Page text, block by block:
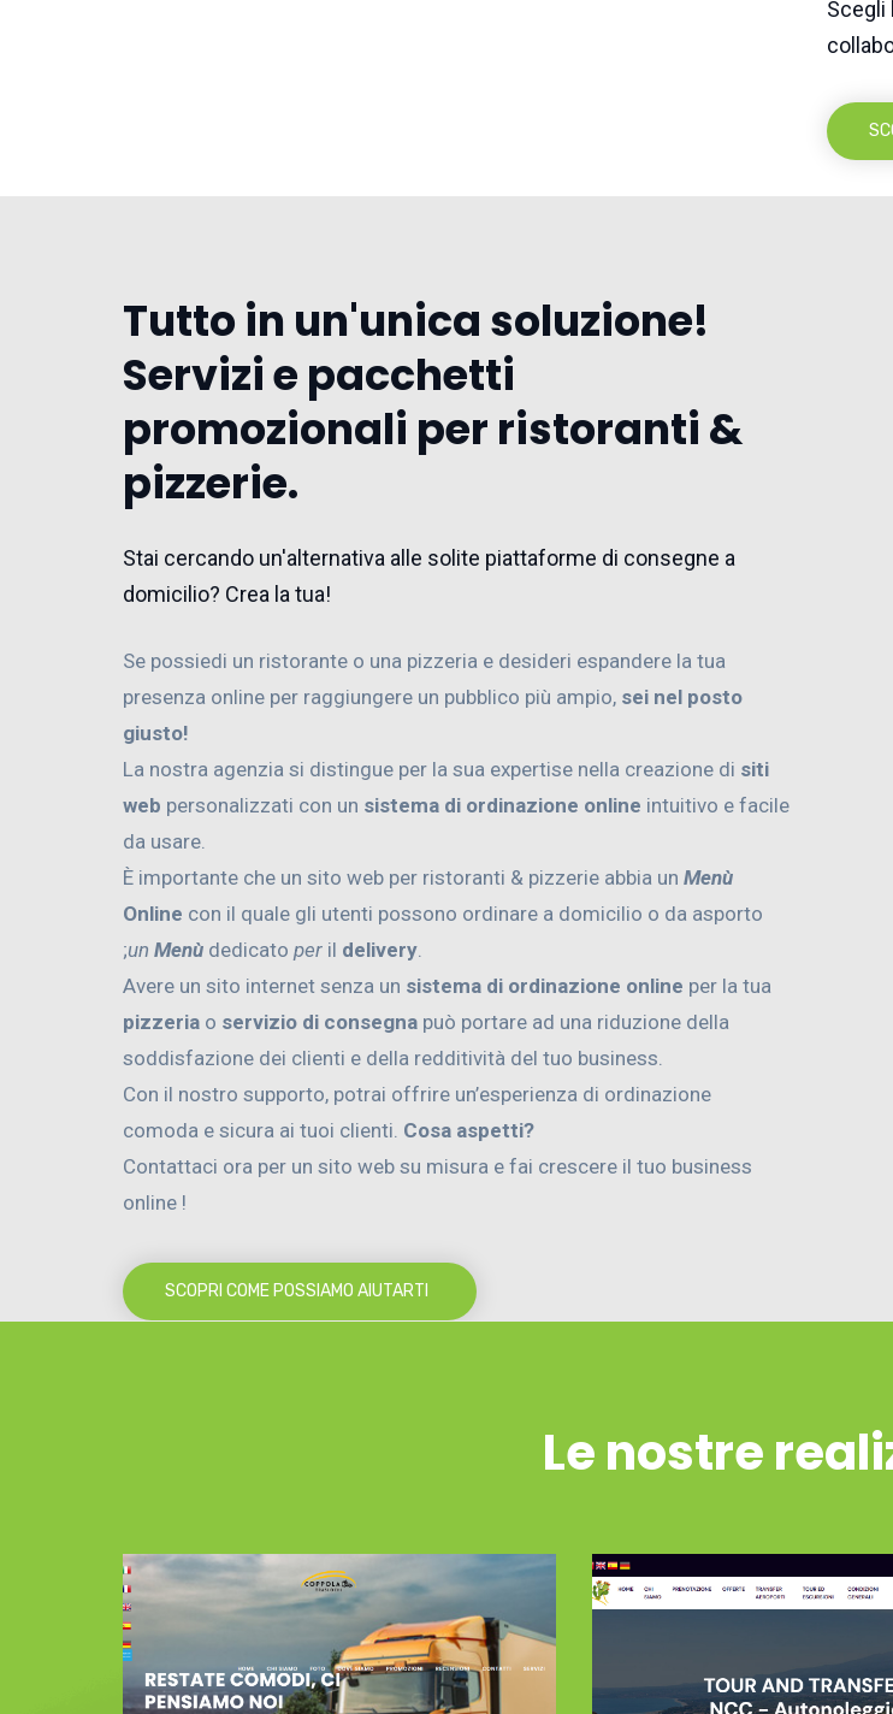
Scegli
Tutto in un'unica soluzione!
Servizi e pacchetti
promozionali per ristoranti &
pizzerie.
Stai cercando un'alternativa alle solite piattaforme di consegne a
domicilio? Crea la tua!
Se possiedi un ristorante o una pizzeria e desideri espandere la tua
presenza online per raggiungere un pubblico più ampio, sei nel posto
giusto!
La nostra agenzia si distingue per la sua expertise nella creazione di siti
web personalizzati con un sistema di ordinazione online intuitivo e facile
da usare.
È importante che un sito web per ristoranti & pizzerie abbia un Menù
Online con il quale gli utenti possono ordinare a domicilio o da asporto
;un Menù dedicato per il delivery.
Avere un sito internet senza un sistema di ordinazione online per la tua
pizzeria o servizio di consegna può portare ad una riduzione della
soddisfazione dei clienti e della redditività del tuo business.
Con il nostro supporto, potrai offrire un’esperienza di ordinazione
comoda e sicura ai tuoi clienti. Cosa aspetti?
Contattaci ora per un sito web su misura e fai crescere il tuo business
online !
SCOPRI COME POSSIAMO AIUTARTI
Le nostre